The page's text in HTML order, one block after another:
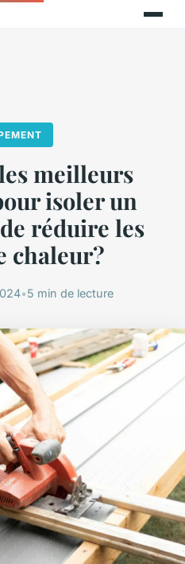
meilleurs
isoler un
réduire les
chaleur?
•5 min de lecture